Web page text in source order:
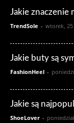
Jakie znaczenie
TrendSole - wtorek, 25
Jakie buty są
FashionHeel -
Jakie są
ShoeLover -